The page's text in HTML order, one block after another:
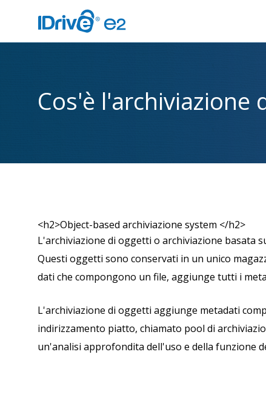
Cos'è l'archiviazione
<h2>Object-based archiviazione system </h2>
L'archiviazione di oggetti o archiviazione basata
Questi oggetti sono conservati in un unico
dati che compongono un file, aggiunge tutti i
L'archiviazione di oggetti aggiunge metadati
indirizzamento piatto, chiamato pool di
un'analisi approfondita dell'uso e della funzione